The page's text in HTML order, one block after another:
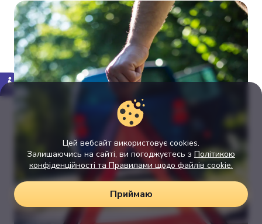
Цей вебсайт використовує cookies.
Залишаючись на сайті, ви погоджуєтесь з Політикою
конфіденційності та Правилами щодо файлів cookie.
Приймаю